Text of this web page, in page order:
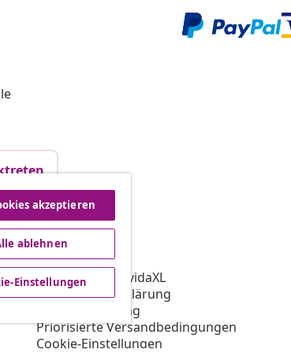
vidaXL
Über vidaXL
AGB Verkäufer vidaXL
Datenschutzerklärung
Cookie-Erklärung
Priorisierte Versandbedingungen
Cookie-Einstellungen
akzeptieren
ablehnen
Einstellungen